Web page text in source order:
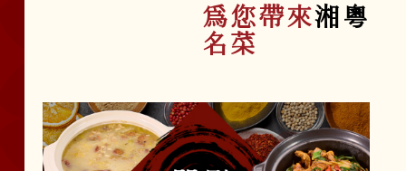
為您帶來湘粵
名菜